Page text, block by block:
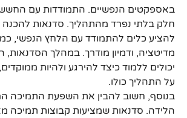
באספקטים הנפשיים. התמודדות עם
חלק בלתי נפרד מהתהליך. סדנאות להכנה
להציע כלים להתמודד עם הלחץ הנפשי,
מדיטציה, ודמיון מודרך. במהלך הסדנאות,
יכולים ללמוד כיצד להירגע ולהיות
על התהליך כולו.
בנוסף, חשוב להבין את השפעת התמיכה
הלידה. סדנאות שמציעות קבוצות תמיכה